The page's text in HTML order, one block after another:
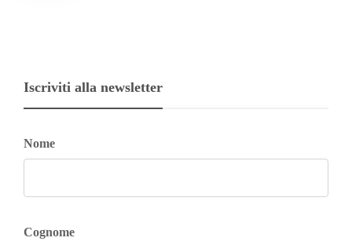
Iscriviti alla newsletter
Nome
Cognome